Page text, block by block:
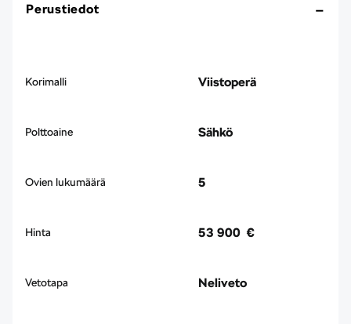
Perustiedot
Korimalli Viistoperä
Polttoaine Sähkö
Ovien lukumäärä 5
Hinta 53 900 €
Vetotapa Neliveto